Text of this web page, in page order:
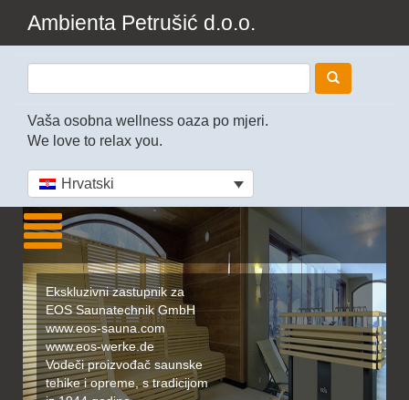
Ambienta Petrušić d.o.o.
Vaša osobna wellness oaza po mjeri.
We love to relax you.
Hrvatski
Ekskluzivni zastupnik za
EOS Saunatechnik GmbH
www.eos-sauna.com
www.eos-werke.de
Vodeči proizvođač saunske
tehike i opreme, s tradicijom